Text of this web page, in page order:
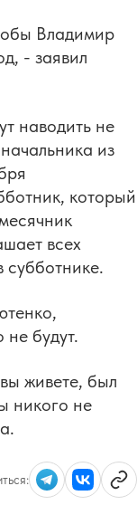
Владимир
- заявил
наводить не
из
который
всех
субботнике.
будут.
живете, был
никого не